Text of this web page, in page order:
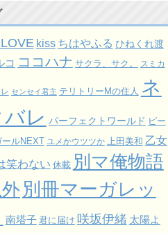
kiss ちはやふる ひねくれ渡
コ ココハナ サクラ、サク。 スミカ
センセイ君主 テリトリーMの住人 ネ
バレ パーフェクトワールド ピー
ールNEXT ユメかウツツか 上田美和 乙女
笑わない 休載 別マ俺物語
別冊マーガレッ
南塔子 君に届け 咲坂伊緒 太陽よ